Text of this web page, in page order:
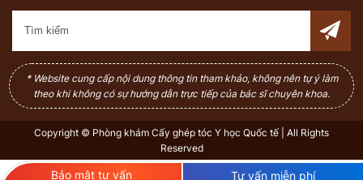
* Website cung cấp nội dung thông tin tham khảo, không nên tự ý làm
theo khi không có sự hướng dẫn trực tiếp của bác sĩ chuyên khoa.
Copyright © Phòng khám Cấy ghép tóc Y học Quốc tế | All Rights
Reserved
Bảo mật tư vấn Tư vấn miễn phí